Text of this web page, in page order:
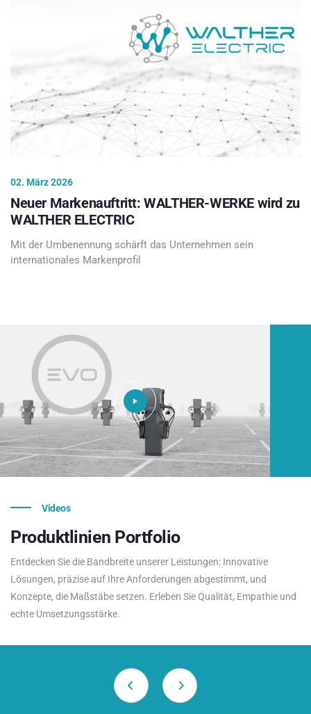
02. März 2026
Neuer Markenauftritt: WALTHER-WERKE wird zu
WALTHER ELECTRIC
Mit der Umbenennung schärft das Unternehmen sein
internationales Markenprofil
Videos
Produktlinien Portfolio
Entdecken Sie die Bandbreite unserer Leistungen: Innovative
Lösungen, präzise auf Ihre Anforderungen abgestimmt, und
Konzepte, die Maßstäbe setzen. Erleben Sie Qualität, Empathie und
echte Umsetzungsstärke.